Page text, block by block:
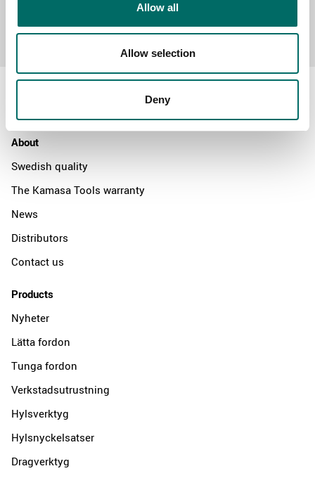
Allow all
Allow selection
Deny
About
Swedish quality
The Kamasa Tools warranty
News
Distributors
Contact us
Products
Nyheter
Lätta fordon
Tunga fordon
Verkstadsutrustning
Hylsverktyg
Hylsnyckelsatser
Dragverktyg